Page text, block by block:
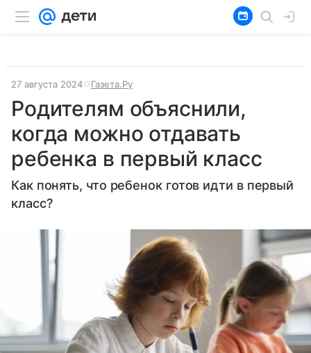
27 августа 2024 Газета.Ру
Родителям объяснили,
когда можно отдавать
ребенка в первый класс
Как понять, что ребенок готов идти в первый
класс?